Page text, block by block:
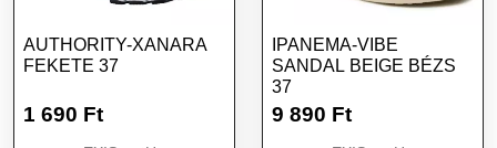
AUTHORITY-XANARA
FEKETE 37
1 690 Ft
IPANEMA-VIBE
SANDAL BEIGE BÉZS
37
9 890 Ft